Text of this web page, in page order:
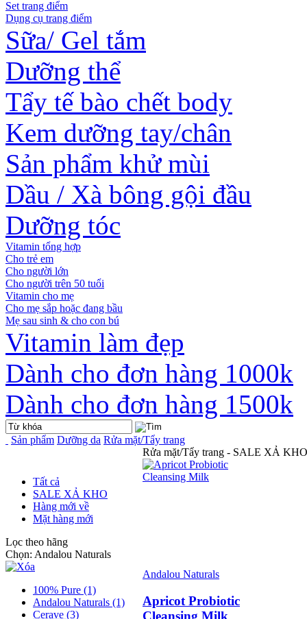
Set trang điểm
Dụng cụ trang điểm
Sữa/ Gel tắm
Dưỡng thể
Tẩy tế bào chết body
Kem dưỡng tay/chân
Sản phẩm khử mùi
Dầu / Xà bông gội đầu
Dưỡng tóc
Vitamin tổng hợp
Cho trẻ em
Cho người lớn
Cho người trên 50 tuổi
Vitamin cho mẹ
Cho mẹ sắp hoặc đang bầu
Mẹ sau sinh & cho con bú
Vitamin làm đẹp
Dành cho đơn hàng 1000k
Dành cho đơn hàng 1500k
Sản phẩm Dưỡng da Rửa mặt/Tẩy trang
Tất cả
SALE XẢ KHO
Hàng mới về
Mặt hàng mới
Lọc theo hãng
Chọn: Andalou Naturals
100% Pure (1)
Andalou Naturals (1)
Cerave (3)
Rửa mặt/Tẩy trang - SALE XẢ KHO
Andalou Naturals
Apricot Probiotic
Cleansing Milk